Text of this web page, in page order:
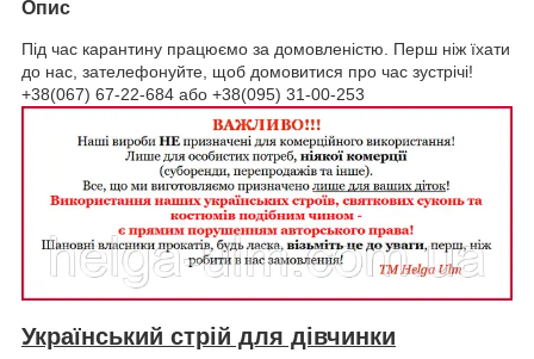
Опис
Під час карантину працюємо за домовленістю. Перш ніж їхати
до нас, зателефонуйте, щоб домовитися про час зустрічі!
+38(067) 67-22-684 або +38(095) 31-00-253
Український стрій для дівчинки